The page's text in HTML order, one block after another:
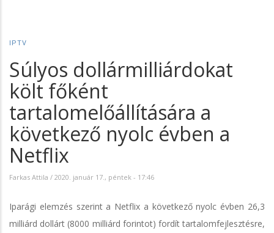
IPTV
Súlyos dollármilliárdokat
költ főként
tartalomelőállítására a
következő nyolc évben a
Netflix
Farkas Attila / 2020. január 17., péntek - 17:46
Iparági elemzés szerint a Netflix a következő nyolc évben 26,3
milliárd dollárt (8000 milliárd forintot) fordít tartalomfejlesztésre,